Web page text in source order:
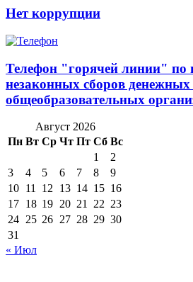
Нет коррупции
Телефон "горячей линии" по
незаконных сборов денежных
общеобразовательных
Август 2026
Пн Вт Ср Чт Пт Сб Вс
1
2
3
4 5 6 7 8
9
10 11 12 13 14 15 16
17 18 19 20 21 22 23
24 25 26 27 28 29 30
31
« Июл